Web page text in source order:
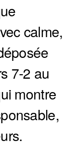
calme,
7-2 au
montre